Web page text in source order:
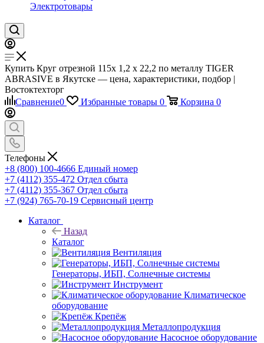
Электротовары
Купить Круг отрезной 115x 1,2 x 22,2 по металлу TIGER
ABRASIVE в Якутске — цена, характеристики, подбор |
Востоктехторг
Сравнение0 Избранные товары 0 Корзина 0
Телефоны
+8 (800) 100-4666 Единый номер
+7 (4112) 355-472 Отдел сбыта
+7 (4112) 355-367 Отдел сбыта
+7 (924) 765-70-19 Сервисный центр
Каталог
Назад
Каталог
Вентиляция
Генераторы, ИБП, Солнечные системы
Инструмент
Климатическое
оборудование
Крепёж
Металлопродукция
Насосное оборудование